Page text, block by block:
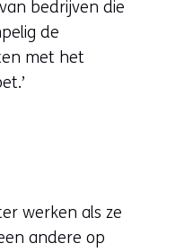
bedrijven die
de
met het
werken als ze
andere op